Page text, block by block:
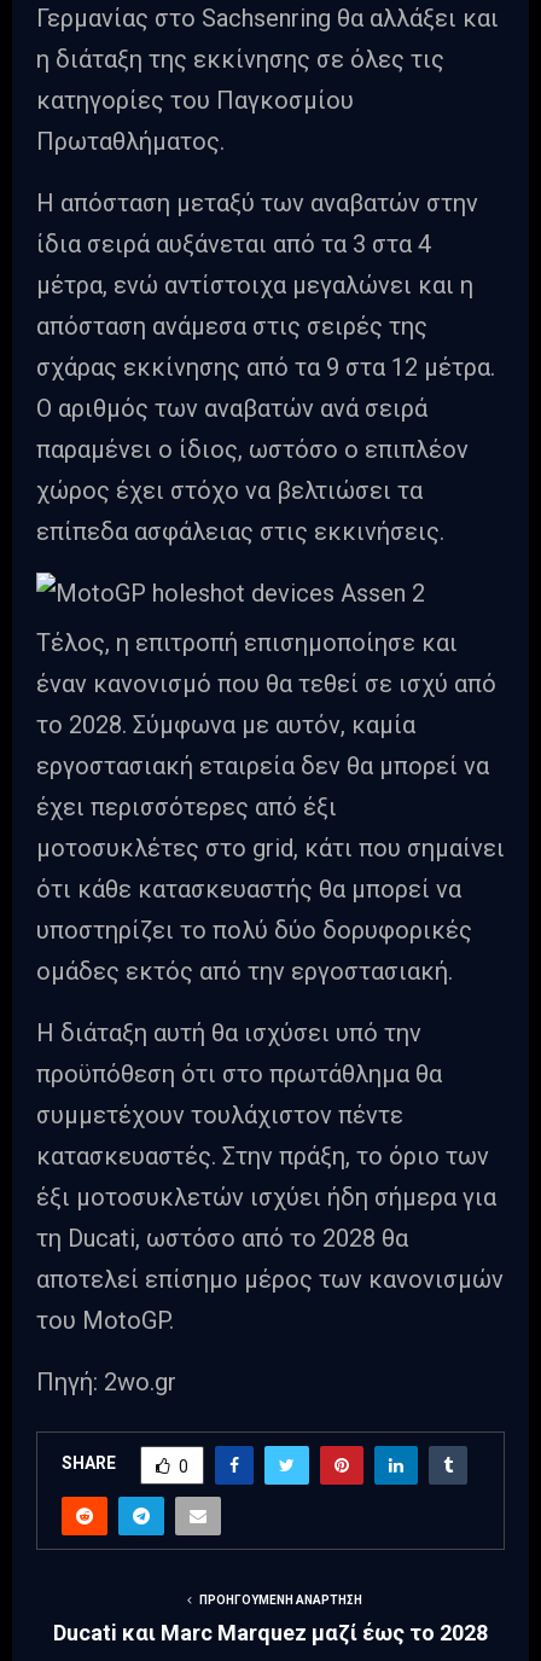
Γερμανίας στο Sachsenring θα αλλάξει και
η διάταξη της εκκίνησης σε όλες τις
κατηγορίες του Παγκοσμίου
Πρωταθλήματος.
Η απόσταση μεταξύ των αναβατών στην
ίδια σειρά αυξάνεται από τα 3 στα 4
μέτρα, ενώ αντίστοιχα μεγαλώνει και η
απόσταση ανάμεσα στις σειρές της
σχάρας εκκίνησης από τα 9 στα 12 μέτρα.
Ο αριθμός των αναβατών ανά σειρά
παραμένει ο ίδιος, ωστόσο ο επιπλέον
χώρος έχει στόχο να βελτιώσει τα
επίπεδα ασφάλειας στις εκκινήσεις.
Τέλος, η επιτροπή επισημοποίησε και
έναν κανονισμό που θα τεθεί σε ισχύ από
το 2028. Σύμφωνα με αυτόν, καμία
εργοστασιακή εταιρεία δεν θα μπορεί να
έχει περισσότερες από έξι
μοτοσυκλέτες στο grid, κάτι που σημαίνει
ότι κάθε κατασκευαστής θα μπορεί να
υποστηρίζει το πολύ δύο δορυφορικές
ομάδες εκτός από την εργοστασιακή.
Η διάταξη αυτή θα ισχύσει υπό την
προϋπόθεση ότι στο πρωτάθλημα θα
συμμετέχουν τουλάχιστον πέντε
κατασκευαστές. Στην πράξη, το όριο των
έξι μοτοσυκλετών ισχύει ήδη σήμερα για
τη Ducati, ωστόσο από το 2028 θα
αποτελεί επίσημο μέρος των κανονισμών
του MotoGP.
Πηγή: 2wo.gr
SHARE 0
ΠΡΟΗΓΟΎΜΕΝΗ ΑΝΆΡΤΗΣΗ
Ducati και Marc Marquez μαζί έως το 2028